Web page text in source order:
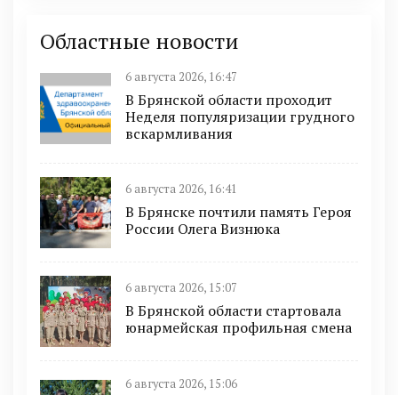
Областные новости
6 августа 2026, 16:47
В Брянской области проходит
Неделя популяризации грудного
вскармливания
6 августа 2026, 16:41
В Брянске почтили память Героя
России Олега Визнюка
6 августа 2026, 15:07
В Брянской области стартовала
юнармейская профильная смена
6 августа 2026, 15:06